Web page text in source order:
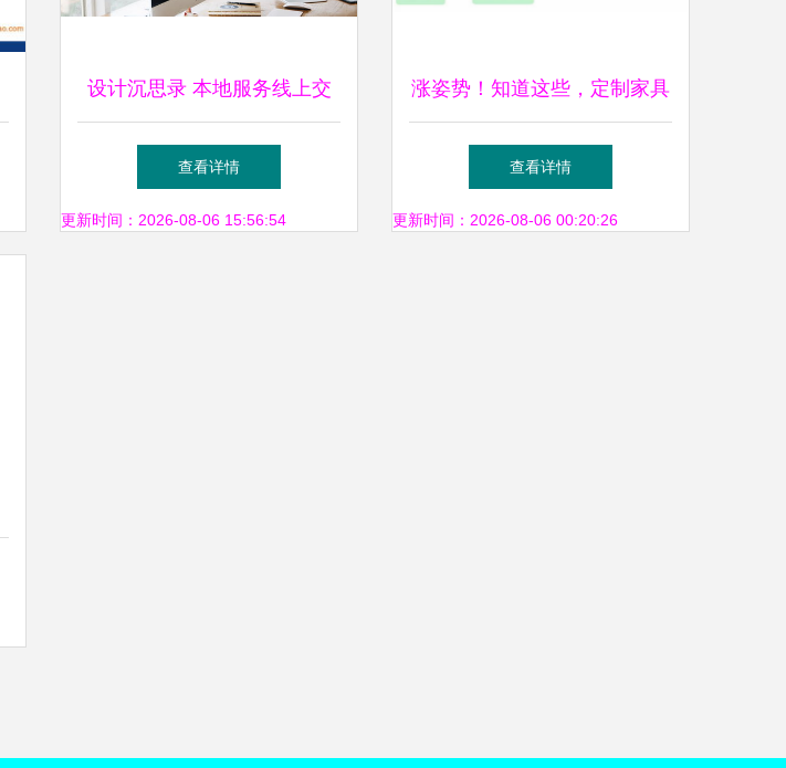
设计沉思录 本地服务线上交
易设计探索
查看详情
更新时间：2026-08-06 15:56:54
涨姿势！知道这些，定制家具
还不怕被坑？设计服务篇
查看详情
更新时间：2026-08-06 00:20:26